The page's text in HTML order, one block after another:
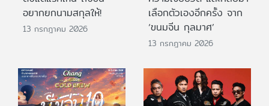
อยากยกนามสกุลให้!
13 กรกฎาคม 2026
เลือกตัวเองอีกครั้ง จาก
‘ขนมจีน กุลมาศ’
13 กรกฎาคม 2026